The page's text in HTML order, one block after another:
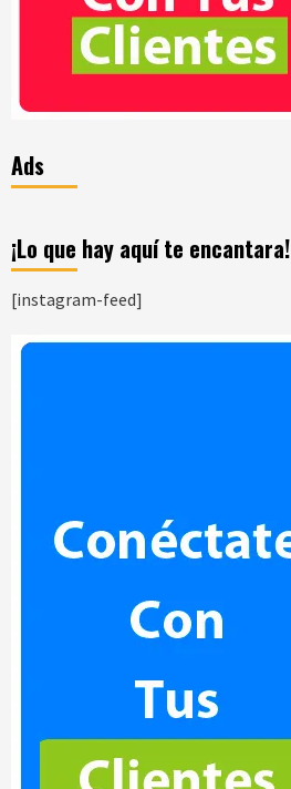
Ads
¡Lo que hay aquí te encantara!
[instagram-feed]